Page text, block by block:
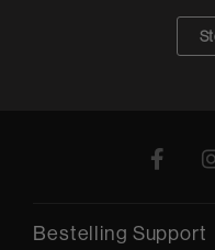
Bestelling Support